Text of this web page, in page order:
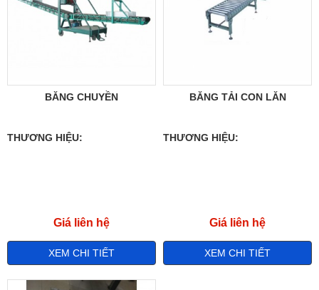
BĂNG CHUYỀN
THƯƠNG HIỆU:
Giá liên hệ
XEM CHI TIẾT
BĂNG TẢI CON LĂN
THƯƠNG HIỆU:
Giá liên hệ
XEM CHI TIẾT